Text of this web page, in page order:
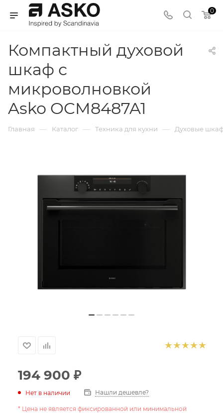
0
Компактный духовой
шкаф с
микроволновкой
Asko OCM8487A1
Главная — Каталог — Техника для кухни — Духовые
194 900 ₽
Нет в наличии Нашли дешевле?
* Цена не является фиксированной или минимальной